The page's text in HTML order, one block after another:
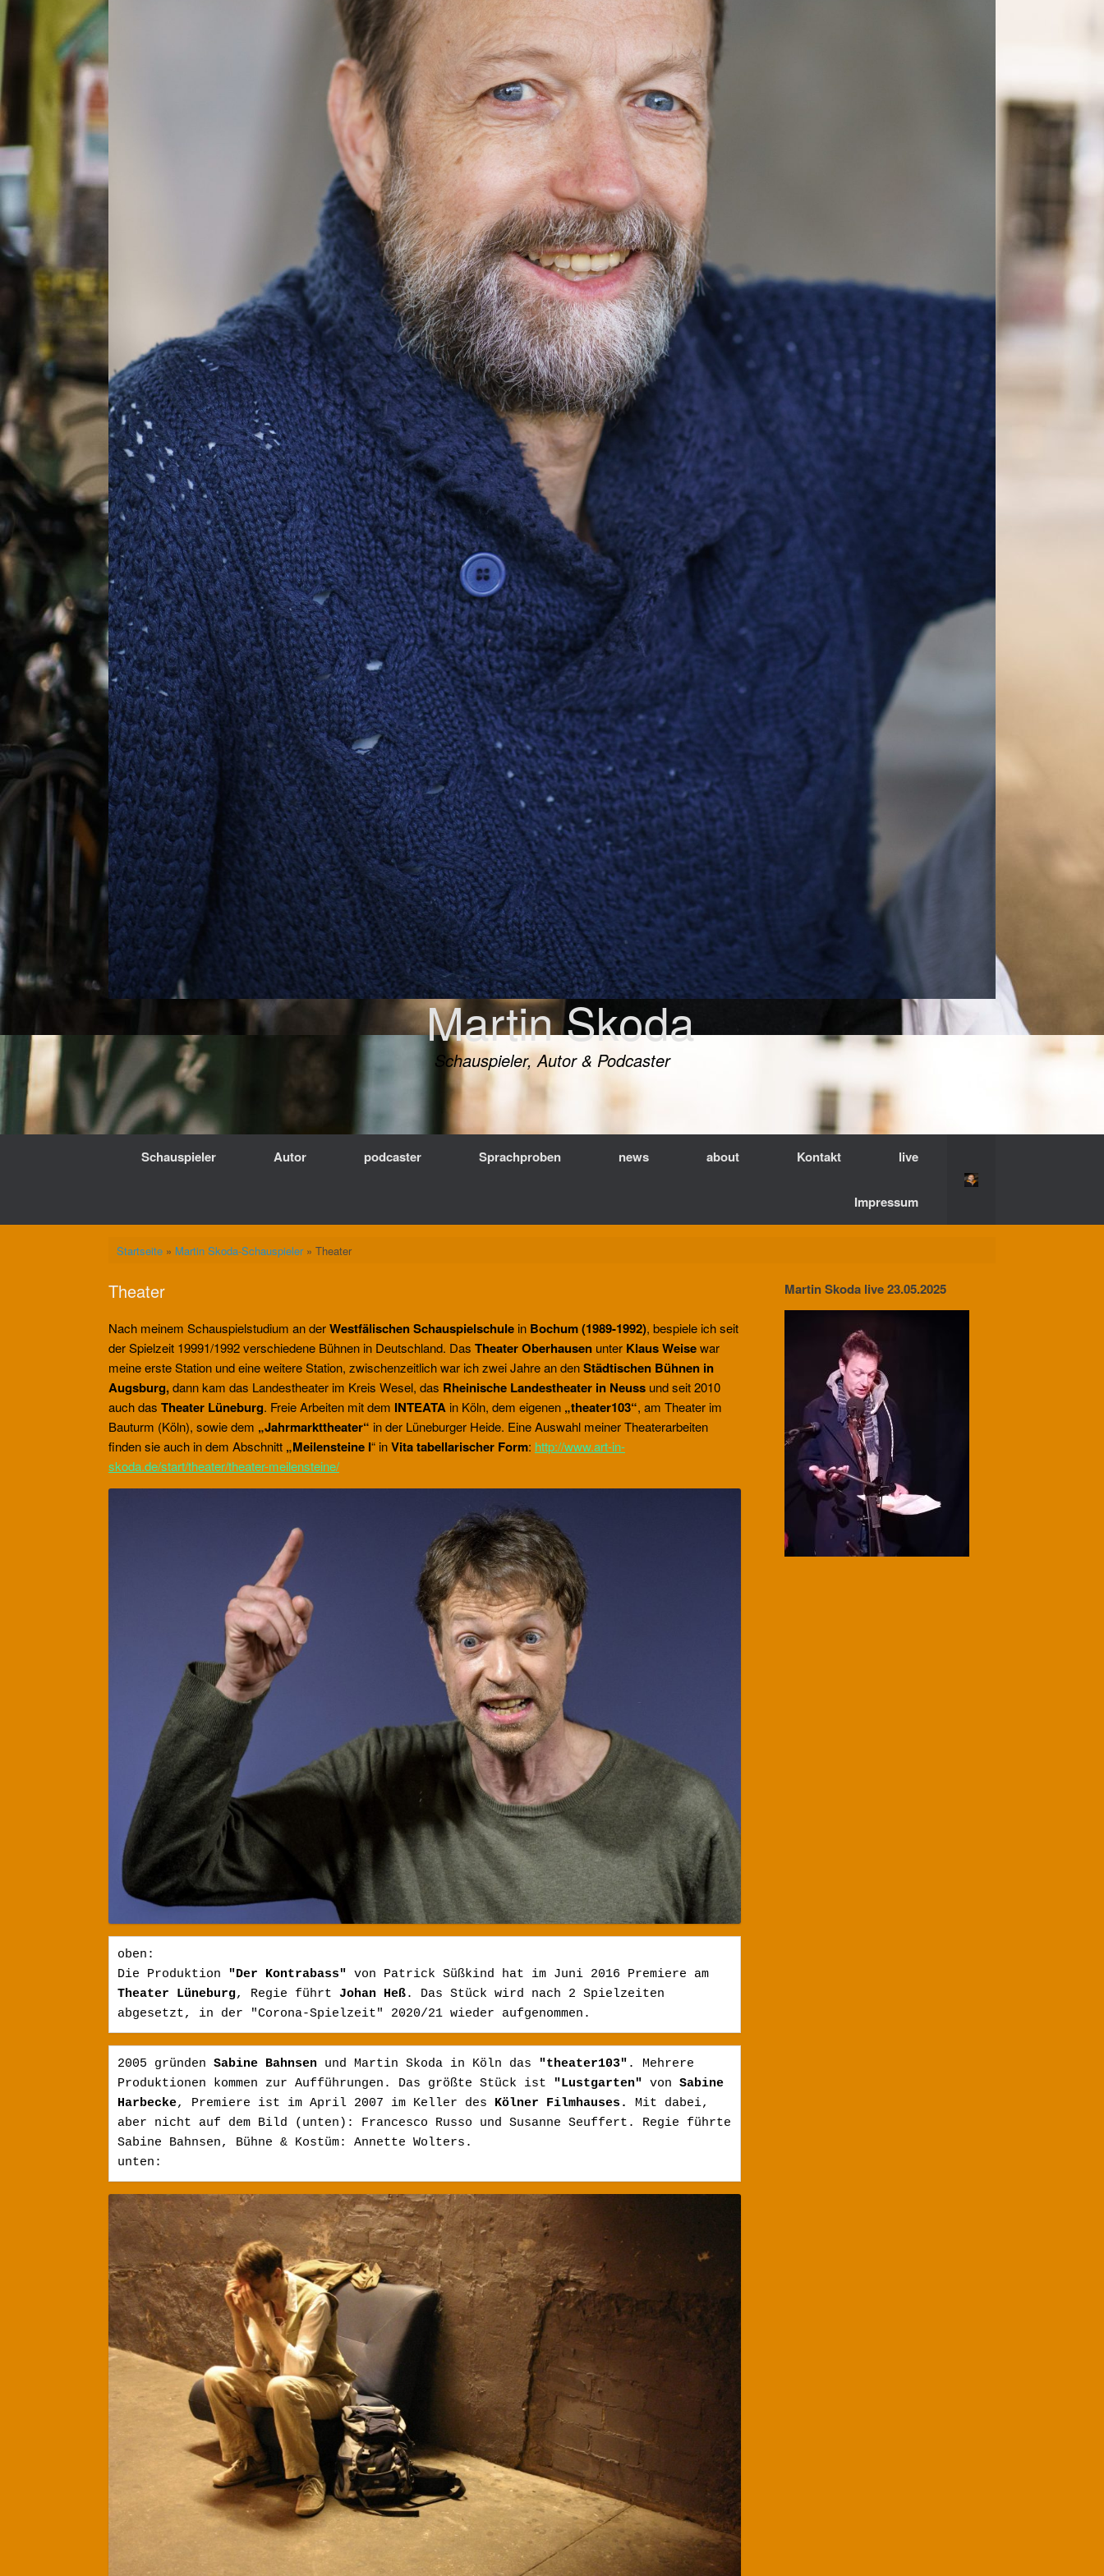
Martin Skoda
Schauspieler, Autor & Podcaster
Schauspieler Autor podcaster Sprachproben news about Kontakt live
Impressum
Startseite» Martin Skoda-Schauspieler» Theater
Theater
Nach meinem Schauspielstudium an derWestfälischen Schauspielschulein Bochum (1989-1992), bespiele ich seit
der Spielzeit 19991/1992 verschiedene Bühnen in Deutschland. Das Theater Oberhausen unter Klaus Weisewar
meine erste Station und eine weitere Station, zwischenzeitlich war ich zwei Jahre an denStädtischen Bühnen in
Augsburg,dann kam das Landestheater im Kreis Wesel, das Rheinische Landestheater in Neuss und seit 2010
auch das Theater Lüneburg. Freie Arbeiten mit dem INTEATAin Köln, dem eigenen „theater103“, am Theater im
Bauturm (Köln), sowie dem „Jahrmarkttheater“ in der Lüneburger Heide. Eine Auswahl meiner Theaterarbeiten
finden sie auch in dem Abschnitt „Meilensteine I“ inVitatabellarischer Form: http://www.art-in-
skoda.de/start/theater/theater-meilensteine/
oben:
Die Produktion "Der Kontrabass"
Theater Lüneburg, Regie führt Johan Heß. Das Stück wird nach 2 Spielzeiten
abgesetzt, in der "Corona-Spielzeit" 2020/21 wieder aufgenommen.
2005 gründen Sabine Bahnsen und Martin Skoda in Köln das "theater103" . Mehrere
Produktionen kommen zur Aufführungen. Das größte Stück ist "Lustgarten" von Sabine
Harbecke, Premiere ist im April 2007 im Keller des Kölner Filmhauses. Mit dabei,
aber nicht auf dem Bild (unten):
Francesco Russo und Susanne Seuffert. Regie führte
Sabine Bahnsen, Bühne & Kostüm: Annette Wolters.
unten:
Martin Skoda live 23.05.2025